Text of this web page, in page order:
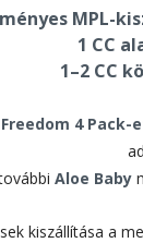
MPL-
1 CC
1–2 CC
Freedom 4 Pack-
Aloe Baby
kiszállítása a
1&2 Vanilla